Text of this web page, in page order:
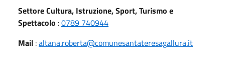
Settore Cultura, Istruzione, Sport, Turismo e
Spettacolo :0789 740944
Mail :altana.roberta@comunesantateresagallura.it